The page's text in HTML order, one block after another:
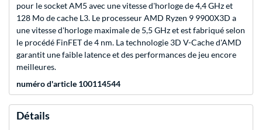
pour le socket AM5 avec une vitesse d'horloge de 4,4 GHz et
128 Mo de cache L3. Le processeur AMD Ryzen 9 9900X3D a
une vitesse d'horloge maximale de 5,5 GHz et est fabriqué selon
le procédé FinFET de 4 nm. La technologie 3D V-Cache d'AMD
garantit une faible latence et des performances de jeu encore
meilleures.
numéro d'article 100114544
Détails